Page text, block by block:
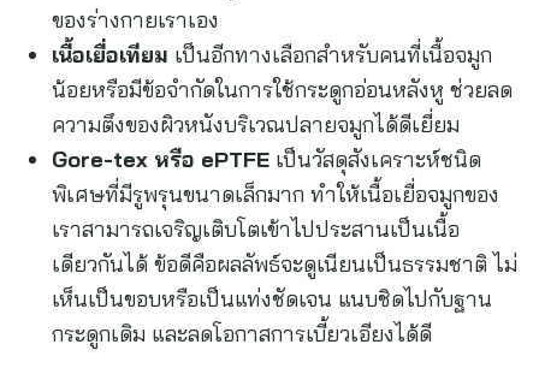
ของร่างกายเราเอง
เนื้อเยื่อเทียม เป็นอีกทางเลือกสำหรับคนที่เนื้อจมูก
น้อยหรือมีข้อจำกัดในการใช้กระดูกอ่อนหลังหู ช่วยลด
ความตึงของผิวหนังบริเวณปลายจมูกได้ดีเยี่ยม
Gore-tex หรือ ePTFE เป็นวัสดุสังเคราะห์ชนิด
พิเศษที่มีรูพรุนขนาดเล็กมาก ทำให้เนื้อเยื่อจมูกของ
เราสามารถเจริญเติบโตเข้าไปประสานเป็นเนื้อ
เดียวกันได้ ข้อดีคือผลลัพธ์จะดูเนียนเป็นธรรมชาติ ไม่
เห็นเป็นขอบหรือเป็นแท่งชัดเจน แนบชิดไปกับฐาน
กระดูกเดิม และลดโอกาสการเบี้ยวเอียงได้ดี